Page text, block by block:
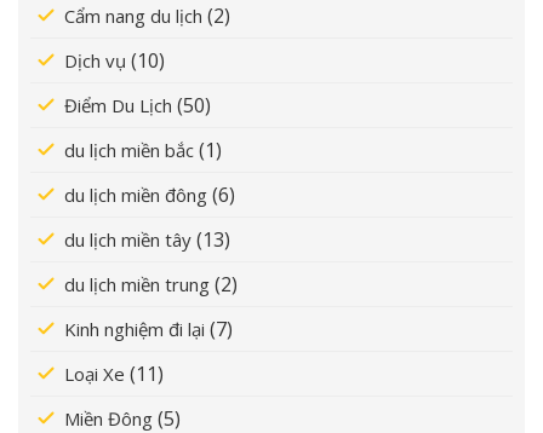
Cẩm nang du lịch (2)
Dịch vụ (10)
Điểm Du Lịch (50)
du lịch miền bắc (1)
du lịch miền đông (6)
du lịch miền tây (13)
du lịch miền trung (2)
Kinh nghiệm đi lại (7)
Loại Xe (11)
Miền Đông (5)